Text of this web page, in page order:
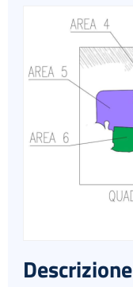
Descrizione